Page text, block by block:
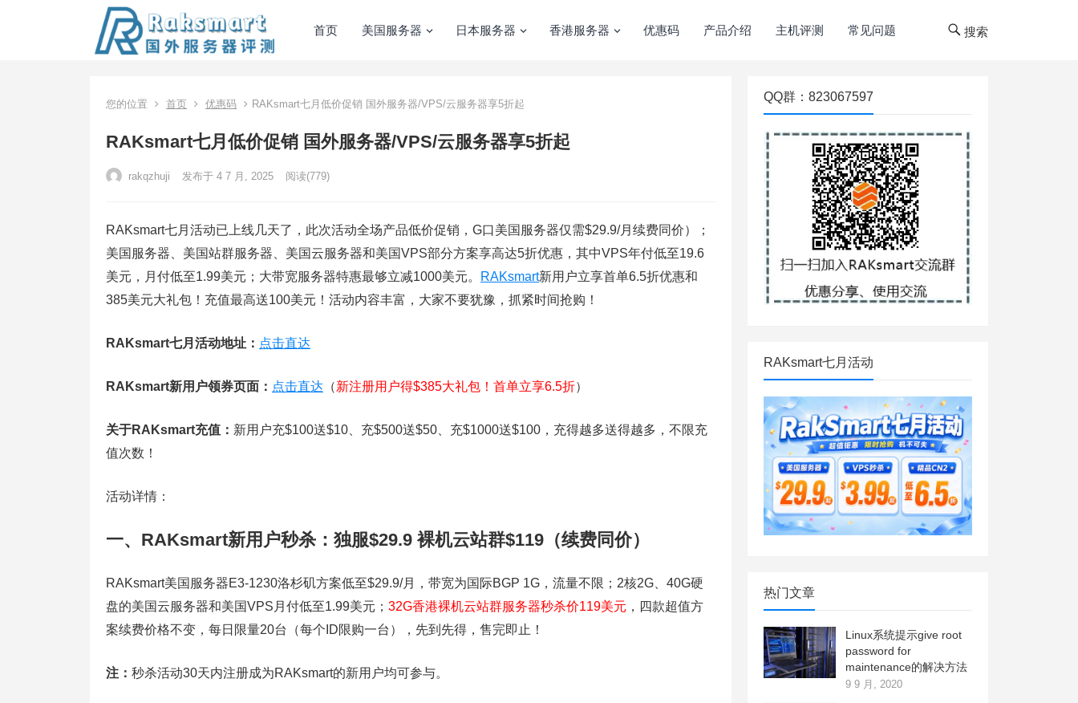
首页 美国服务器 日本服务器 香港服务器 优惠码 产品介绍 主机评测 常见问题 搜索
您的位置 首页 优惠码 RAKsmart七月低价促销 国外服务器/VPS/云服务器享5折起
RAKsmart七月低价促销 国外服务器/VPS/云服务器享5折起
rakqzhuji 发布于 4 7 月, 2025 阅读(779)
RAKsmart七月活动已上线几天了，此次活动全场产品低价促销，G口美国服务器仅需$29.9/月续费同价）；
美国服务器、美国站群服务器、美国云服务器和美国VPS部分方案享高达5折优惠，其中VPS年付低至19.6
美元，月付低至1.99美元；大带宽服务器特惠最够立减1000美元。
RAKsmart新用户立享首单6.5折优惠和
385美元大礼包！充值最高送100美元！活动内容丰富，大家不要犹豫，抓紧时间抢购！
RAKsmart七月活动地址： 点击直达
RAKsmart新用户领券页面： 点击直达 （新注册用户得$385大礼包！首单立享6.5折）
关于RAKsmart充值： 新用户充$100送$10、充$500送$50、充$1000送$100，充得越多送得越多，不限充
值次数！
活动详情：
一、RAKsmart新用户秒杀：独服$29.9 裸机云站群$119（续费同价）
RAKsmart美国服务器E3-1230洛杉矶方案低至$29.9/月，带宽为国际BGP 1G，流量不限；2核2G、40G硬
盘的美国云服务器和美国VPS月付低至1.99美元； 32G香港裸机云站群服务器秒杀价119美元 ，四款超值方
案续费价格不变，每日限量20台（每个ID限购一台），先到先得，售完即止！
注： 秒杀活动30天内注册成为RAKsmart的新用户均可参与。
QQ群：823067597
RAKsmart七月活动
热门文章
Linux系统提示give root
password for
maintenance的解决方法
9 9 月, 2020